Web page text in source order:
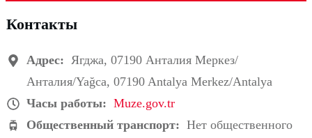
Контакты
Адрес: Ягджа, 07190 Анталия Меркез/
Анталия/Yağca, 07190 Antalya Merkez/Antalya
Часы работы: Muze.gov.tr
Общественный транспорт: Нет общественного